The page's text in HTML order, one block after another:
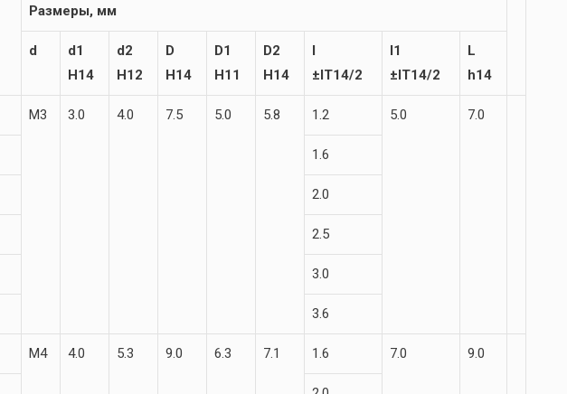
Размеры, мм
d
d1
H14
d2
H12
D
H14
D1
H11
D2
H14
l
±IT14/2
l1
±IT14/2
L
h14
М3 3.0 4.0 7.5 5.0 5.8 1.2 5.0 7.0
1.6
2.0
2.5
3.0
3.6
М4 4.0 5.3 9.0 6.3 7.1 1.6 7.0 9.0